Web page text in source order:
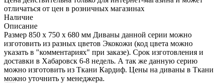
отличаться от цен в розничных магазинах
Наличие
Описание
Размер 850 х 750 х 680 мм Диваны данной серии можно
изготовить из разных цветов Экокожи (код цвета можно
указать в "комментариях" при заказе). Срок изготовления и
доставки в Хабаровск 6-8 недель. А так же данную серию
можно изготовить из Ткани Кардиф. Цены на диваны в Ткани
можно уточнить у менеджера.